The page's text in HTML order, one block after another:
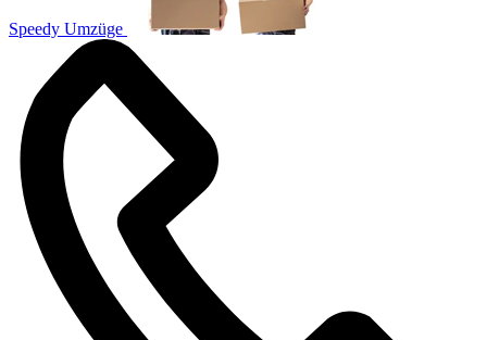
Speedy Umzüge